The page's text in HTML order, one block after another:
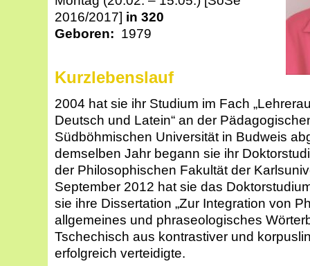
2016/2017] in 320
Geboren: 1979
Kurzlebenslauf
2004 hat sie ihr Studium im Fach
Deutsch und Latein“ an der
Südböhmischen Universität in Budweis
demselben Jahr begann sie ihr
der Philosophischen Fakultät der
September 2012 hat sie das
sie ihre Dissertation „Zur Integration von
allgemeines und phraseologisches
Tschechisch aus kontrastiver und
erfolgreich verteidigte.